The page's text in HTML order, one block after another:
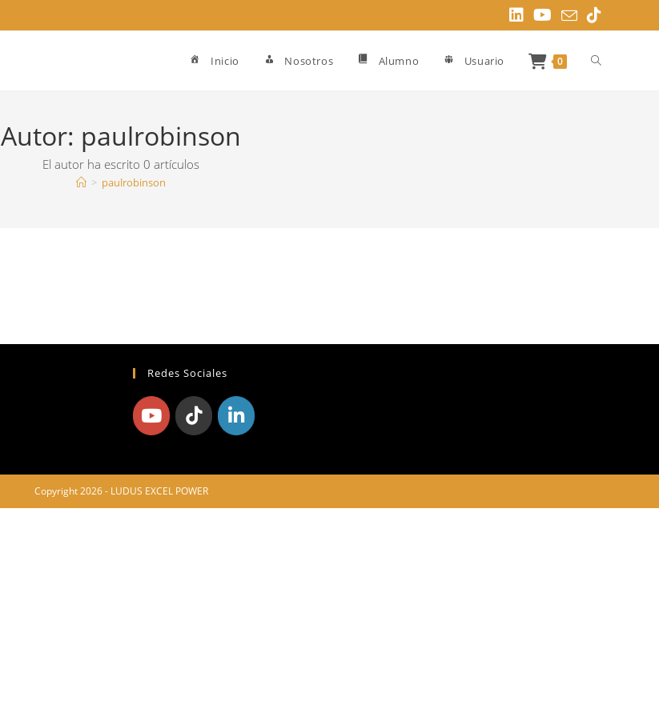
Inicio Nosotros Alumno Usuario 0 Alternar
Autor: paulrobinson
El autor ha escrito 0 artículos
> paulrobinson
Redes Sociales
Copyright 2026 - LUDUS EXCEL POWER